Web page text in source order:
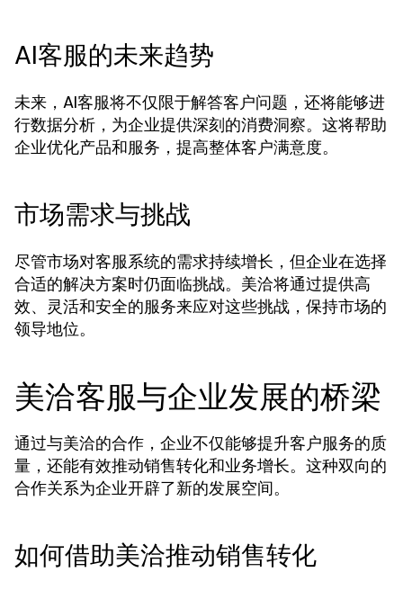
AI客服的未来趋势
未来，AI客服将不仅限于解答客户问题，还将能够进
行数据分析，为企业提供深刻的消费洞察。这将帮助
企业优化产品和服务，提高整体客户满意度。
市场需求与挑战
尽管市场对客服系统的需求持续增长，但企业在选择
合适的解决方案时仍面临挑战。美洽将通过提供高
效、灵活和安全的服务来应对这些挑战，保持市场的
领导地位。
美洽客服与企业发展的桥梁
通过与美洽的合作，企业不仅能够提升客户服务的质
量，还能有效推动销售转化和业务增长。这种双向的
合作关系为企业开辟了新的发展空间。
如何借助美洽推动销售转化